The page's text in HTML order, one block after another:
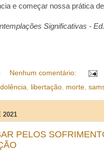
e começar nossa prática
Significativas -
Nenhum comentário:
libertação morte
2021
PELOS